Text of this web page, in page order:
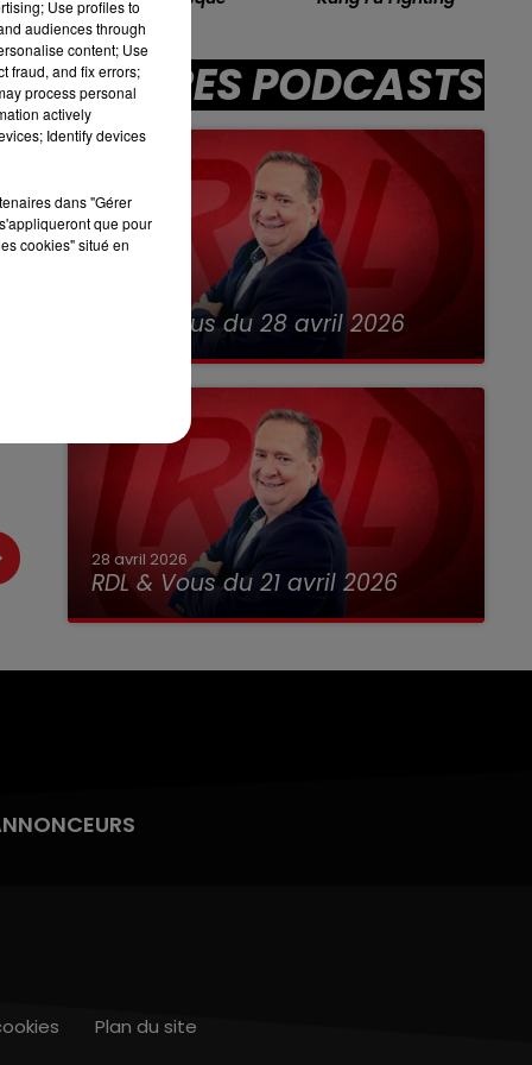
LES APRÈS-MIDI QUI CHANTENT
AUTRES PODCASTS
RDL & Vous du 28 avril 2026
28 avril 2026
RDL & Vous du 21 avril 2026
Plan du site
Use profiles to
audiences through
content; Use
fraud, and fix errors;
process personal
actively
Identify devices
dans "Gérer
que pour
cookies" situé en